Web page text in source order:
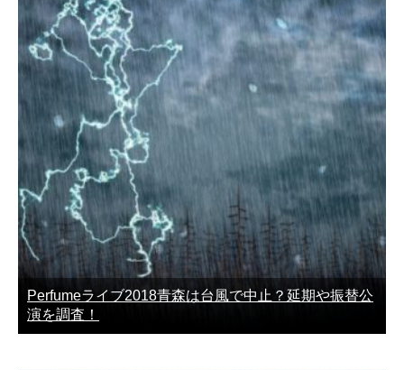
Perfumeライブ2018青森は台風で中止？延期や振替公
演を調査！